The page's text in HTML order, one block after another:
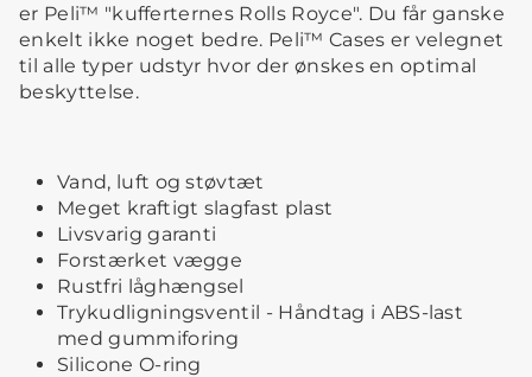
er Peli™ "kufferternes Rolls Royce". Du får ganske
enkelt ikke noget bedre. Peli™ Cases er velegnet
til alle typer udstyr hvor der ønskes en optimal
beskyttelse.
Vand, luft og støvtæt
Meget kraftigt slagfast plast
Livsvarig garanti
Forstærket vægge
Rustfri låghængsel
Trykudligningsventil - Håndtag i ABS-last
med gummiforing
Silicone O-ring